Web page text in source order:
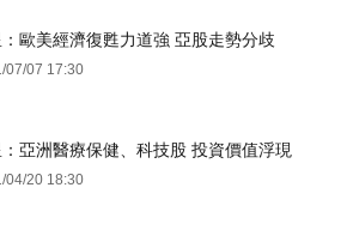
：歐美經濟復甦力道強 亞股走勢分歧
07/07 17:30
：亞洲醫療保健、科技股 投資價值浮現
04/20 18:30